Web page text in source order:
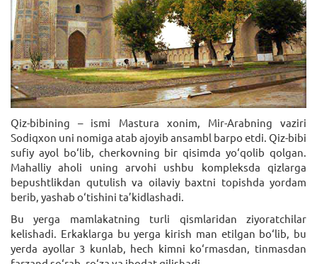
Qiz-bibining – ismi Mastura xonim, Mir-Arabning vaziri
Sodiqxon uni nomiga atab ajoyib ansambl barpo etdi. Qiz-bibi
sufiy ayol bo‘lib, cherkovning bir qisimda yo‘qolib qolgan.
Mahalliy aholi uning arvohi ushbu kompleksda qizlarga
bepushtlikdan qutulish va oilaviy baxtni topishda yordam
berib, yashab o‘tishini ta’kidlashadi.
Bu yerga mamlakatning turli qismlaridan ziyoratchilar
kelishadi. Erkaklarga bu yerga kirish man etilgan bo‘lib, bu
yerda ayollar 3 kunlab, hech kimni ko‘rmasdan, tinmasdan